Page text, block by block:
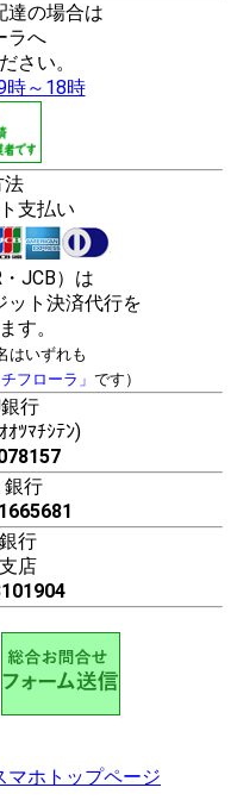
の場合は
ラへ
さい。
～18時
法
支払い
・JCB）は
ット決済代行を
す。
はいずれも
フローラ」 です）
行
ﾏﾁｼﾃﾝ)
銀行
行
店
マホトップページ